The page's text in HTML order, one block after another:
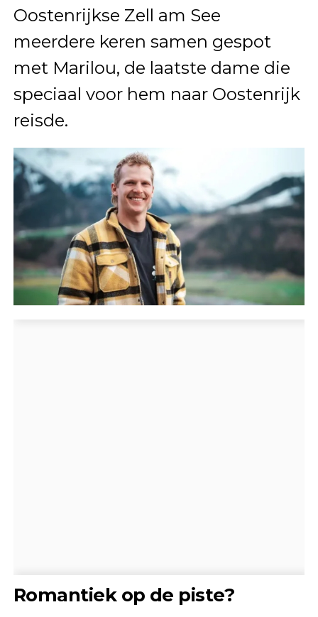
Oostenrijkse Zell am See
meerdere keren samen gespot
met Marilou, de laatste dame die
speciaal voor hem naar Oostenrijk
reisde.
Romantiek op de piste?